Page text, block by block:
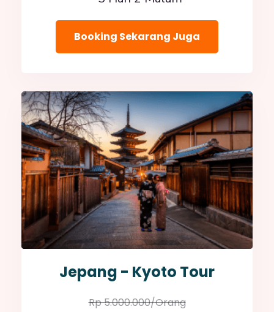
Booking Sekarang Juga
Jepang - Kyoto Tour
Rp 5.000.000/orang